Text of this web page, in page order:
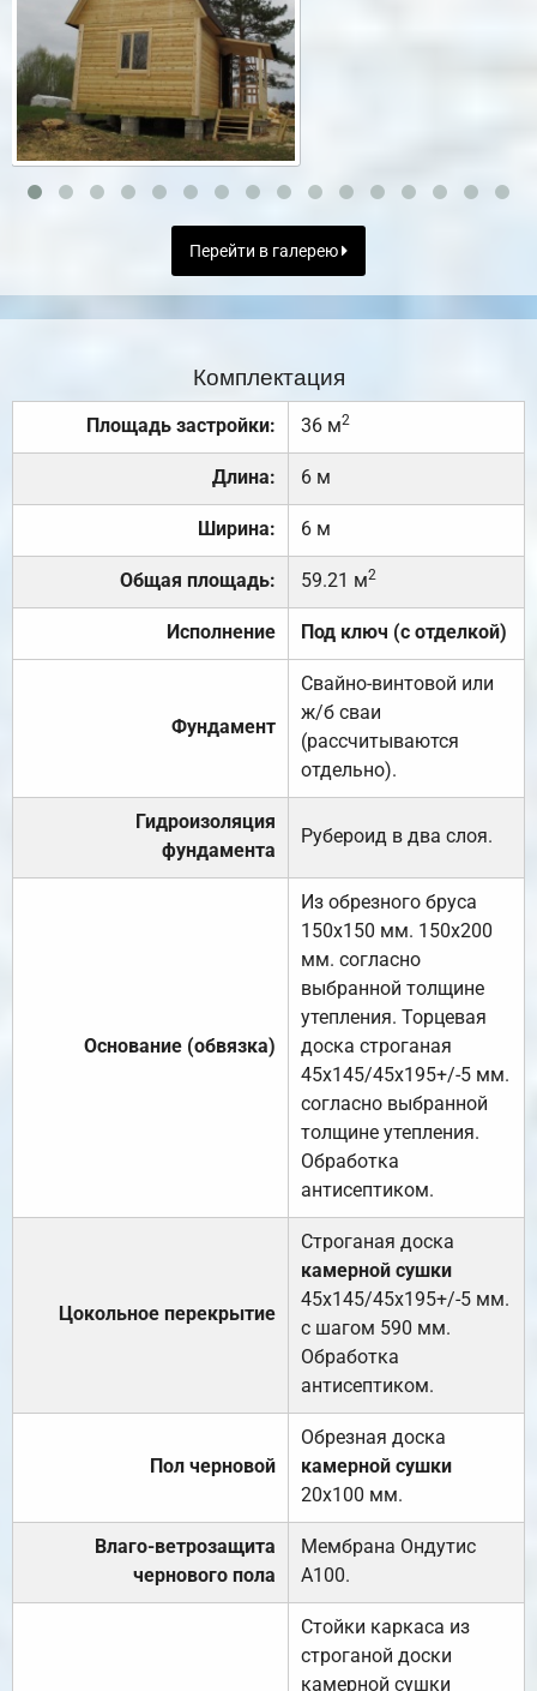
Перейти в галерею
Комплектация
Площадь застройки: 36 м2
Длина: 6 м
Ширина: 6 м
Общая площадь: 59.21 м2
Исполнение Под ключ (с отделкой)
Фундамент
Свайно-винтовой или
ж/б сваи
(рассчитываются
отдельно).
Гидроизоляция
фундамента
Рубероид в два слоя.
Основание (обвязка)
Из обрезного бруса
150х150 мм. 150х200
мм. согласно
выбранной толщине
утепления. Торцевая
доска строганая
45х145/45х195+/-5 мм.
согласно выбранной
толщине утепления.
Обработка
антисептиком.
Цокольное перекрытие
Строганая доска
камерной сушки
45х145/45х195+/-5 мм.
с шагом 590 мм.
Обработка
антисептиком.
Пол черновой
Обрезная доска
камерной сушки
20х100 мм.
Влаго-ветрозащита
чернового пола
Мембрана Ондутис
А100.
Стойки каркаса из
строганой доски
камерной сушки